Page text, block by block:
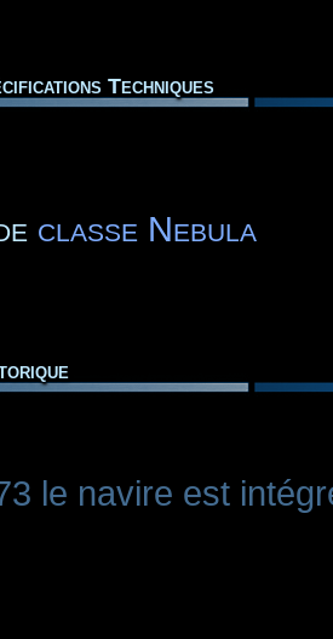
Techniques
classe Nebula
le navire est